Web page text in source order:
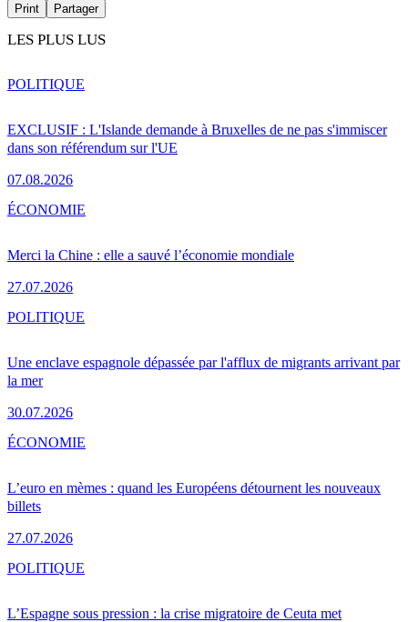
Print Partager
LES PLUS LUS
EXCLUSIF : L'Islande demande à Bruxelles de ne pas s'immiscer
dans son référendum sur l'UE
07.08.2026
POLITIQUE
Merci la Chine : elle a sauvé l’économie mondiale
27.07.2026
ÉCONOMIE
Une enclave espagnole dépassée par l'afflux de migrants arrivant par
la mer
30.07.2026
POLITIQUE
L’euro en mèmes : quand les Européens détournent les nouveaux
billets
27.07.2026
ÉCONOMIE
L’Espagne sous pression : la crise migratoire de Ceuta met
POLITIQUE